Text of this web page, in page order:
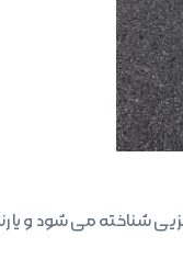
شناخته می شود و یا